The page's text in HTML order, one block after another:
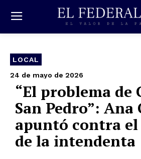
LOCAL
24 de mayo de 2026
“El problema de
San Pedro”: Ana
apuntó contra
de la intendenta